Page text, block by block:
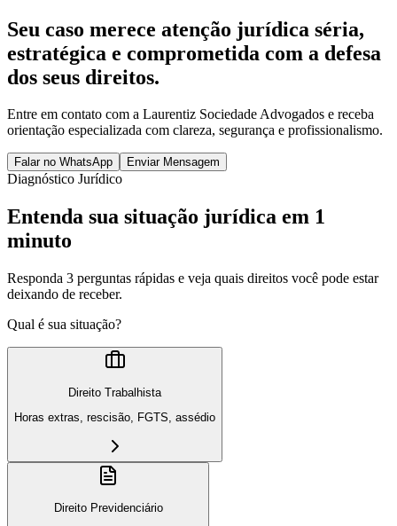
Seu caso merece atenção jurídica séria,
estratégica e comprometida com a defesa
dos seus direitos.
Entre em contato com a Laurentiz Sociedade Advogados e receba
orientação especializada com clareza, segurança e profissionalismo.
Falar no WhatsApp Enviar Mensagem
Diagnóstico Jurídico
Entenda sua situação jurídica em 1
minuto
Responda 3 perguntas rápidas e veja quais direitos você pode estar
deixando de receber.
Qual é sua situação?
Direito Trabalhista
Horas extras, rescisão, FGTS, assédio
Direito Previdenciário